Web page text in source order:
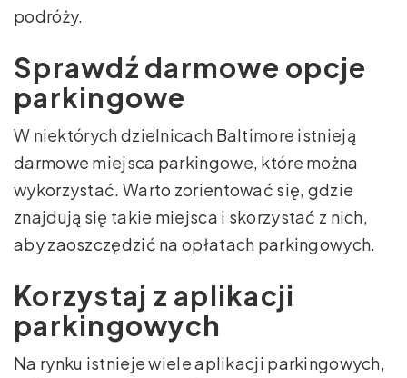
podróży.
Sprawdź darmowe opcje
parkingowe
W niektórych dzielnicach Baltimore istnieją
darmowe miejsca parkingowe, które można
wykorzystać. Warto zorientować się, gdzie
znajdują się takie miejsca i skorzystać z nich,
aby zaoszczędzić na opłatach parkingowych.
Korzystaj z aplikacji
parkingowych
Na rynku istnieje wiele aplikacji parkingowych,